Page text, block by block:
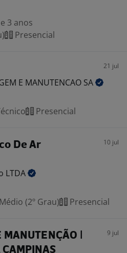
3 anos
Presencial
21 jul
E MANUTENCAO SA
Presencial
De Ar
10 jul
LTDA
(2º Grau) Presencial
|
CAMPINAS
9 jul